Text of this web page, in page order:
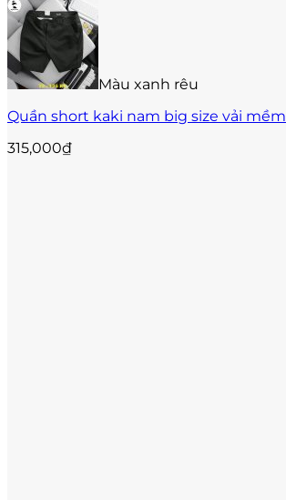
Màu xanh rêu
Quần short kaki nam big size vải mềm
315,000₫